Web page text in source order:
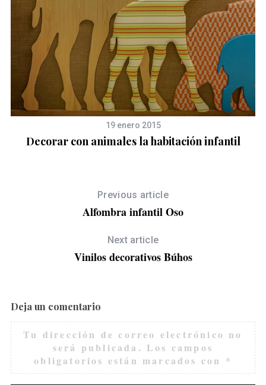
19 enero 2015
Decorar con animales la habitación infantil
Previous article
Alfombra infantil Oso
Next article
Vinilos decorativos Búhos
Deja un comentario
Tu dirección de correo electrónico no
será publicada. Los campos
obligatorios están marcados con *